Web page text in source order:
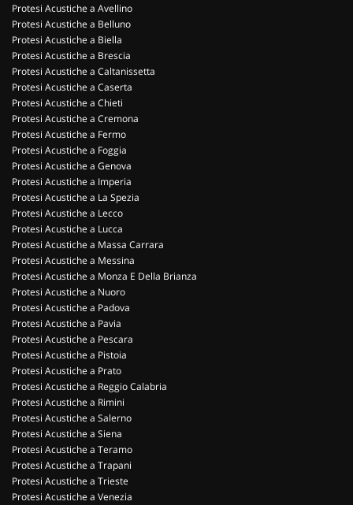
Protesi Acustiche a Avellino
Protesi Acustiche a Belluno
Protesi Acustiche a Biella
Protesi Acustiche a Brescia
Protesi Acustiche a Caltanissetta
Protesi Acustiche a Caserta
Protesi Acustiche a Chieti
Protesi Acustiche a Cremona
Protesi Acustiche a Fermo
Protesi Acustiche a Foggia
Protesi Acustiche a Genova
Protesi Acustiche a Imperia
Protesi Acustiche a La Spezia
Protesi Acustiche a Lecco
Protesi Acustiche a Lucca
Protesi Acustiche a Massa Carrara
Protesi Acustiche a Messina
Protesi Acustiche a Monza E Della Brianza
Protesi Acustiche a Nuoro
Protesi Acustiche a Padova
Protesi Acustiche a Pavia
Protesi Acustiche a Pescara
Protesi Acustiche a Pistoia
Protesi Acustiche a Prato
Protesi Acustiche a Reggio Calabria
Protesi Acustiche a Rimini
Protesi Acustiche a Salerno
Protesi Acustiche a Siena
Protesi Acustiche a Teramo
Protesi Acustiche a Trapani
Protesi Acustiche a Trieste
Protesi Acustiche a Venezia